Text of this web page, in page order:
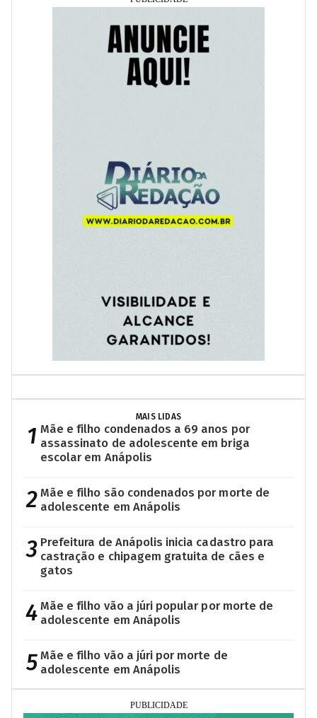
MAIS LIDAS
1 Mãe e filho condenados a 69 anos por
assassinato de adolescente em briga
escolar em Anápolis
2 Mãe e filho são condenados por morte de
adolescente em Anápolis
3 Prefeitura de Anápolis inicia cadastro para
castração e chipagem gratuita de cães e
gatos
4 Mãe e filho vão a júri popular por morte de
adolescente em Anápolis
5 Mãe e filho vão a júri por morte de
adolescente em Anápolis